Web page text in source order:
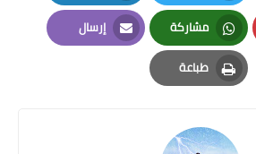
Twitter
LinkedIn
مشاركة
Whatsapp
إرسال
Email
طباعة
Print